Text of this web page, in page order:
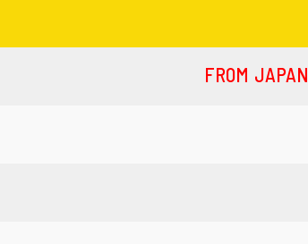
FROM JAPAN